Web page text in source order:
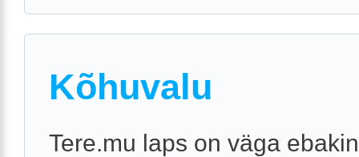
Kõhuvalu
Tere.mu laps on väga